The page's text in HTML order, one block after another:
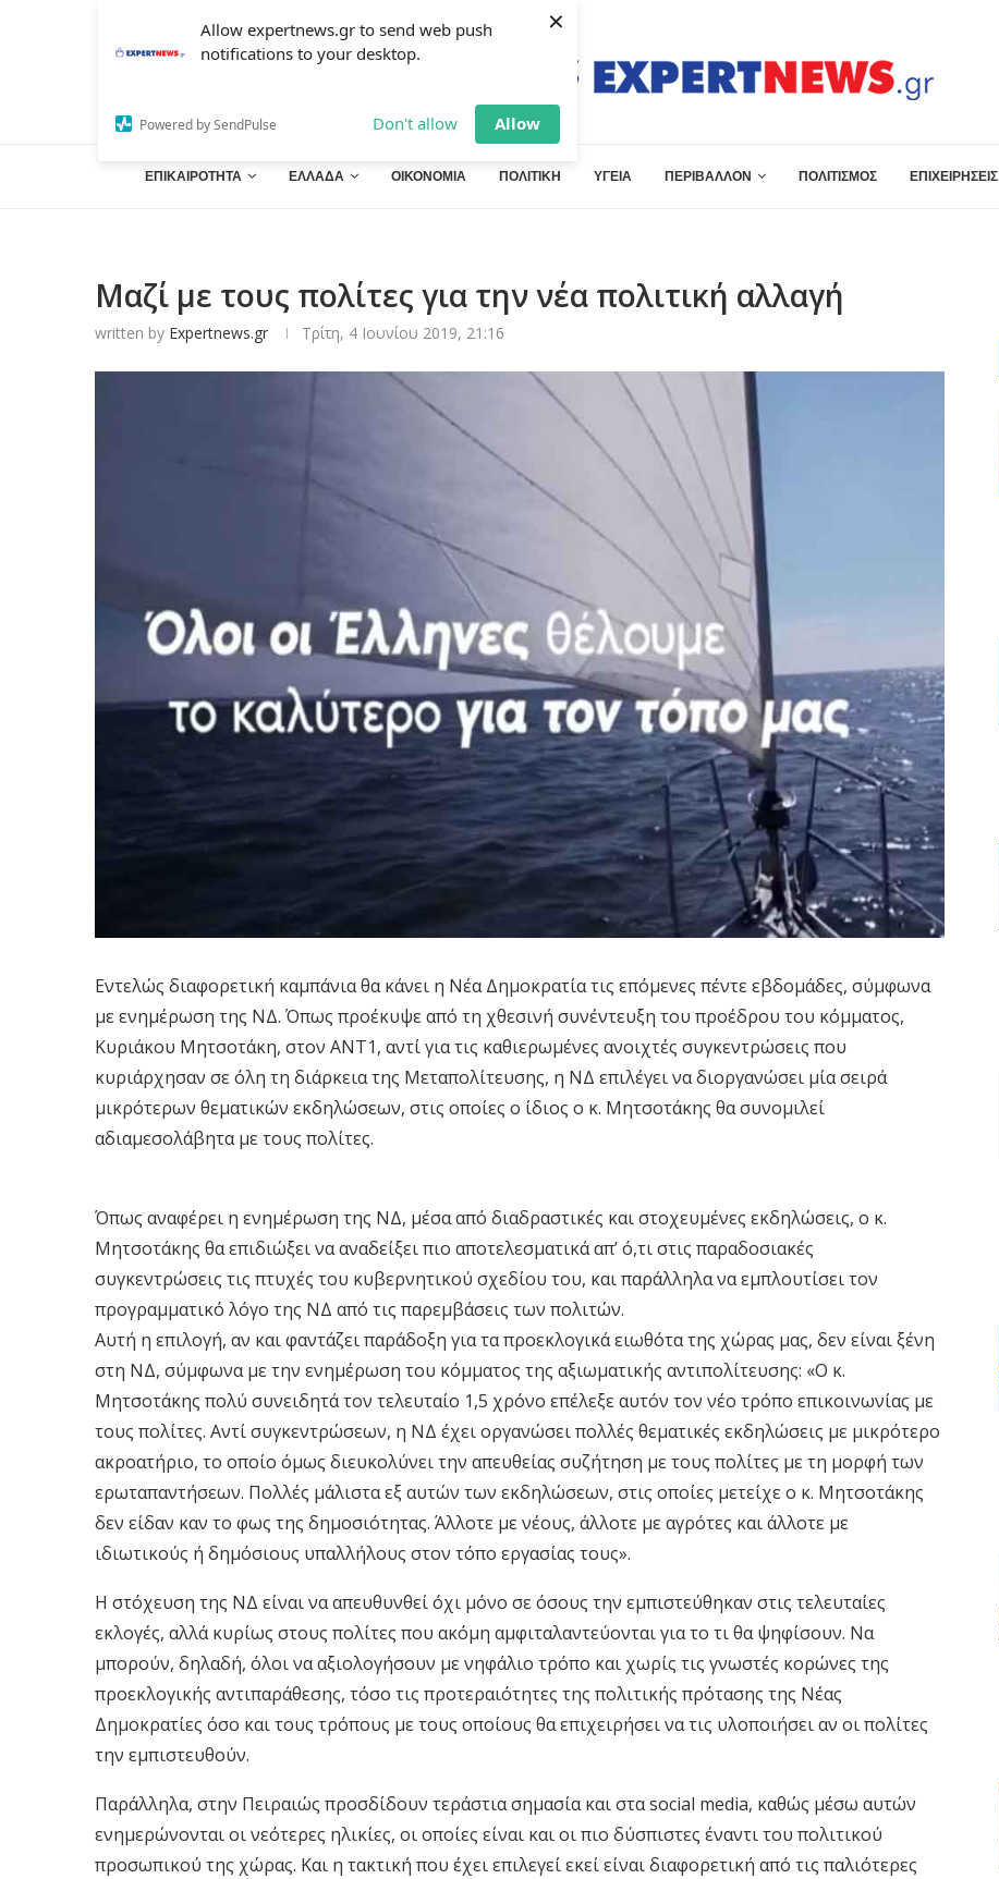
Allow expertnews.gr to send web push
notifications to your desktop.
Powered by SendPulse Don't allow Allow
×
ΕΠΙΚΑΙΡΟΤΗΤΑ ΕΛΛΑΔΑ ΟΙΚΟΝΟΜΙΑ ΠΟΛΙΤΙΚΗ ΥΓΕΙΑ ΠΕΡΙΒΑΛΛΟΝ ΠΟΛΙΤΙΣΜΟΣ ΕΠΙΧΕΙΡΗΣΕΙΣ
Μαζί με τους πολίτες για την νέα πολιτική αλλαγή
written by Expertnews.gr Τρίτη, 4 Ιουνίου 2019, 21:16
Eντελώς διαφορετική καμπάνια θα κάνει η Νέα Δημοκρατία τις επόμενες πέντε εβδομάδες, σύμφωνα
με ενημέρωση της ΝΔ. Όπως προέκυψε από τη χθεσινή συνέντευξη του προέδρου του κόμματος,
Κυριάκου Μητσοτάκη, στον ΑΝΤ1, αντί για τις καθιερωμένες ανοιχτές συγκεντρώσεις που
κυριάρχησαν σε όλη τη διάρκεια της Μεταπολίτευσης, η ΝΔ επιλέγει να διοργανώσει μία σειρά
μικρότερων θεματικών εκδηλώσεων, στις οποίες ο ίδιος ο κ. Μητσοτάκης θα συνομιλεί
αδιαμεσολάβητα με τους πολίτες.
Όπως αναφέρει η ενημέρωση της ΝΔ, μέσα από διαδραστικές και στοχευμένες εκδηλώσεις, ο κ.
Μητσοτάκης θα επιδιώξει να αναδείξει πιο αποτελεσματικά απ’ ό,τι στις παραδοσιακές
συγκεντρώσεις τις πτυχές του κυβερνητικού σχεδίου του, και παράλληλα να εμπλουτίσει τον
προγραμματικό λόγο της ΝΔ από τις παρεμβάσεις των πολιτών.
Αυτή η επιλογή, αν και φαντάζει παράδοξη για τα προεκλογικά ειωθότα της χώρας μας, δεν είναι ξένη
στη ΝΔ, σύμφωνα με την ενημέρωση του κόμματος της αξιωματικής αντιπολίτευσης: «Ο κ.
Μητσοτάκης πολύ συνειδητά τον τελευταίο 1,5 χρόνο επέλεξε αυτόν τον νέο τρόπο επικοινωνίας με
τους πολίτες. Αντί συγκεντρώσεων, η ΝΔ έχει οργανώσει πολλές θεματικές εκδηλώσεις με μικρότερο
ακροατήριο, το οποίο όμως διευκολύνει την απευθείας συζήτηση με τους πολίτες με τη μορφή των
ερωταπαντήσεων. Πολλές μάλιστα εξ αυτών των εκδηλώσεων, στις οποίες μετείχε ο κ. Μητσοτάκης
δεν είδαν καν το φως της δημοσιότητας. Άλλοτε με νέους, άλλοτε με αγρότες και άλλοτε με
ιδιωτικούς ή δημόσιους υπαλλήλους στον τόπο εργασίας τους».
Η στόχευση της ΝΔ είναι να απευθυνθεί όχι μόνο σε όσους την εμπιστεύθηκαν στις τελευταίες
εκλογές, αλλά κυρίως στους πολίτες που ακόμη αμφιταλαντεύονται για το τι θα ψηφίσουν. Να
μπορούν, δηλαδή, όλοι να αξιολογήσουν με νηφάλιο τρόπο και χωρίς τις γνωστές κορώνες της
προεκλογικής αντιπαράθεσης, τόσο τις προτεραιότητες της πολιτικής πρότασης της Νέας
Δημοκρατίες όσο και τους τρόπους με τους οποίους θα επιχειρήσει να τις υλοποιήσει αν οι πολίτες
την εμπιστευθούν.
Παράλληλα, στην Πειραιώς προσδίδουν τεράστια σημασία και στα social media, καθώς μέσω αυτών
ενημερώνονται οι νεότερες ηλικίες, οι οποίες είναι και οι πιο δύσπιστες έναντι του πολιτικού
προσωπικού της χώρας. Και η τακτική που έχει επιλεγεί εκεί είναι διαφορετική από τις παλιότερες